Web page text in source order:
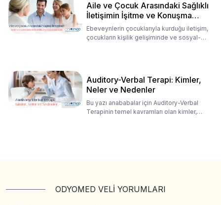
Aile ve Çocuk Arasındaki Sağlıklı
İletişimin İşitme ve Konuşma
Rehabilitasyonundaki Rolü
Ebeveynlerin çocuklarıyla kurduğu iletişim,
çocukların kişilik gelişiminde ve sosyal-
Auditory-Verbal Terapi: Kimler,
Neler ve Nedenler
Bu yazı anababalar için Auditory-Verbal
Terapinin temel kavramları olan kimler,
ODYOMED VELİ YORUMLARI